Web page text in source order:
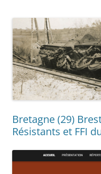
Bretagne (29)
Résistants et FFI